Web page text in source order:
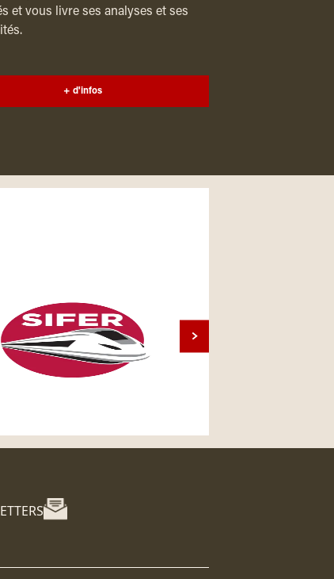
et vous livre ses analyses et ses
+ d'infos